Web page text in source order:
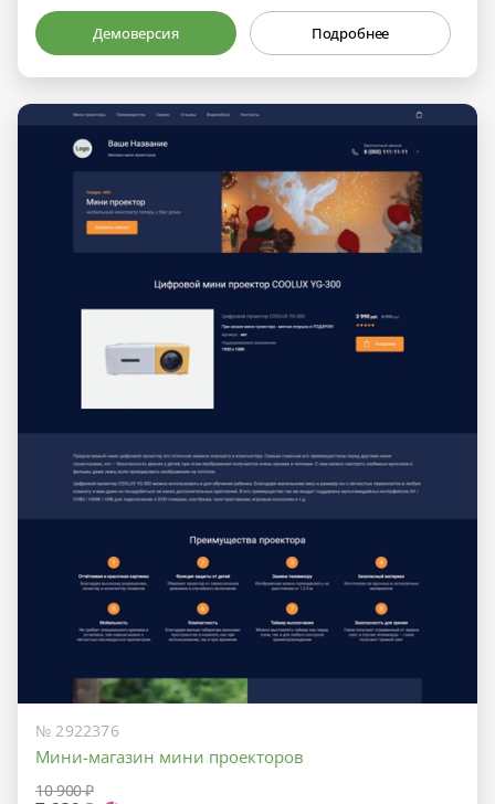
Демоверсия Подробнее
№ 2922376
Мини-магазин мини проекторов
10 900 ₽